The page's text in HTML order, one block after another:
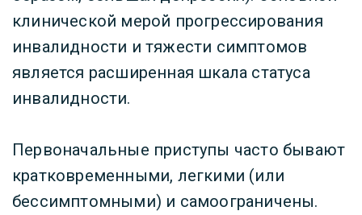
клинической мерой прогрессирования
инвалидности и тяжести симптомов
является расширенная шкала статуса
инвалидности.
Первоначальные приступы часто бывают
кратковременными, легкими (или
бессимптомными) и самоограничены.